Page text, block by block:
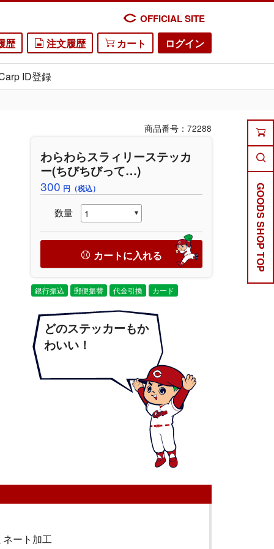
OFFICIAL SITE
歴 注文履歴 カート ログイン
ID登録
GOODS SHOP TOP
商品番号：72288
わらわらスラィリーステッカ
ー(ちびちびって…)
300 円（税込）
数量
カートに入れる
銀行振込 郵便振替 代金引換 カード
どのステッカーもか
わいい！
ート加工